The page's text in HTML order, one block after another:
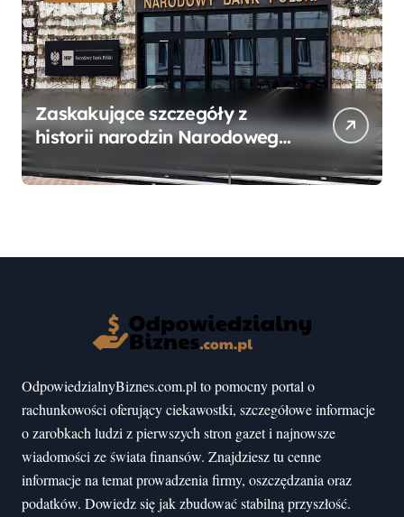
Zaskakujące szczegóły z
historii narodzin Narodowego
mogłeś nie wiedzieć
OdpowiedzialnyBiznes.com.pl to pomocny portal o
rachunkowości oferujący ciekawostki, szczegółowe informacje
o zarobkach ludzi z pierwszych stron gazet i najnowsze
wiadomości ze świata finansów. Znajdziesz tu cenne
informacje na temat prowadzenia firmy, oszczędzania oraz
podatków. Dowiedz się jak zbudować stabilną przyszłość.